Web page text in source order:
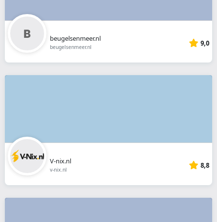
beugelsenmeer.nl
beugelsenmeer.nl 9,0
V-nix.nl
v-nix.nl 8,8